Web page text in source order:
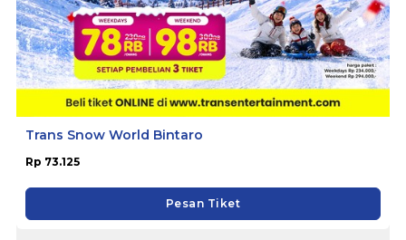
Trans Snow World Bintaro
Rp 73.125
Pesan Tiket